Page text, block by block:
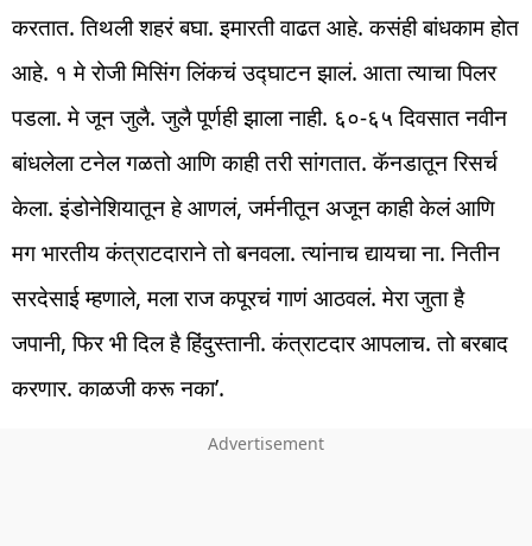
करतात. तिथली शहरं बघा. इमारती वाढत आहे. कसंही बांधकाम होत
आहे. १ मे रोजी मिसिंग लिंकचं उद्घाटन झालं. आता त्याचा पिलर
पडला. मे जून जुलै. जुलै पूर्णही झाला नाही. ६०-६५ दिवसात नवीन
बांधलेला टनेल गळतो आणि काही तरी सांगतात. कॅनडातून रिसर्च
केला. इंडोनेशियातून हे आणलं, जर्मनीतून अजून काही केलं आणि
मग भारतीय कंत्राटदाराने तो बनवला. त्यांनाच द्यायचा ना. नितीन
सरदेसाई म्हणाले, मला राज कपूरचं गाणं आठवलं. मेरा जुता है
जपानी, फिर भी दिल है हिंदुस्तानी. कंत्राटदार आपलाच. तो बरबाद
करणार. काळजी करू नका’.